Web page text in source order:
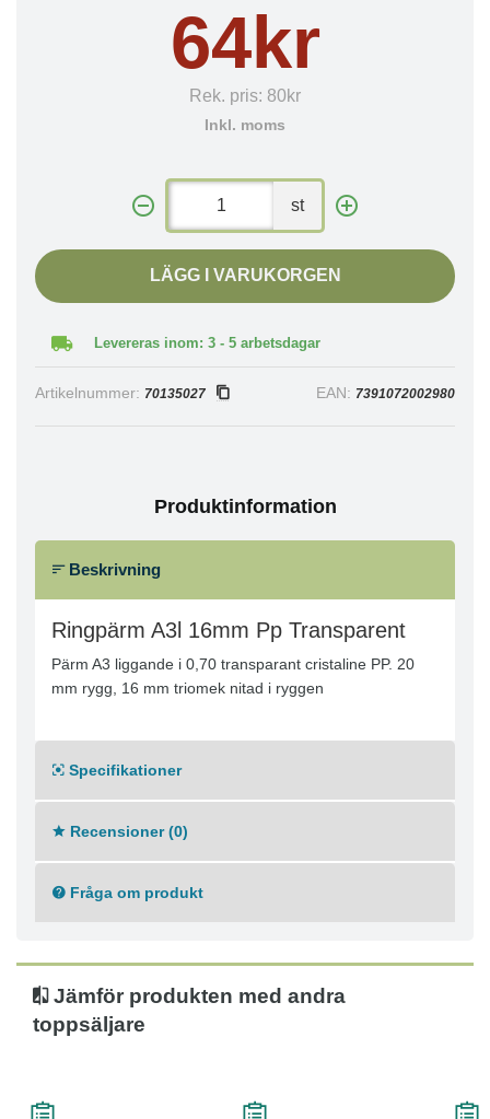
64kr
Rek. pris: 80kr
Inkl. moms
st
LÄGG I VARUKORGEN
Levereras inom: 3 - 5 arbetsdagar
Artikelnummer: 70135027 EAN: 7391072002980
Produktinformation
Beskrivning
Ringpärm A3l 16mm Pp Transparent
Pärm A3 liggande i 0,70 transparant cristaline PP. 20
mm rygg, 16 mm triomek nitad i ryggen
Specifikationer
Recensioner (0)
Fråga om produkt
Jämför produkten med andra
toppsäljare